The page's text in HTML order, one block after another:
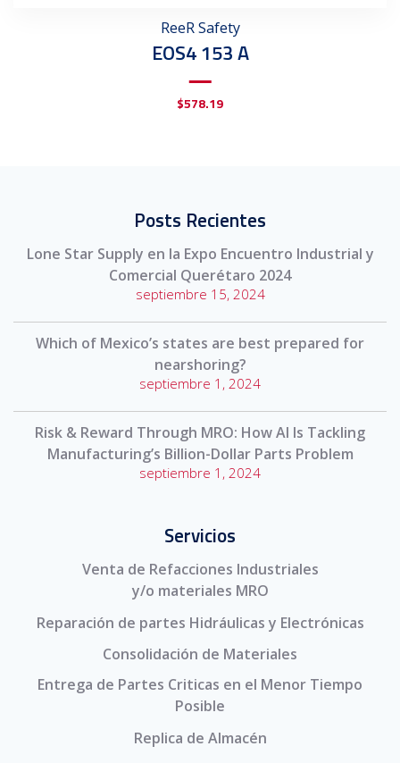
ReeR Safety
EOS4 153 A
$578.19
Posts Recientes
Lone Star Supply en la Expo Encuentro Industrial y
Comercial Querétaro 2024
septiembre 15, 2024
Which of Mexico’s states are best prepared for
nearshoring?
septiembre 1, 2024
Risk & Reward Through MRO: How AI Is Tackling
Manufacturing’s Billion-Dollar Parts Problem
septiembre 1, 2024
Servicios
Venta de Refacciones Industriales
y/o materiales MRO
Reparación de partes Hidráulicas y Electrónicas
Consolidación de Materiales
Entrega de Partes Criticas en el Menor Tiempo
Posible
Replica de Almacén